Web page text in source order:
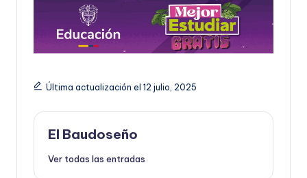
Última actualización el 12 julio, 2025
El Baudoseño
Ver todas las entradas